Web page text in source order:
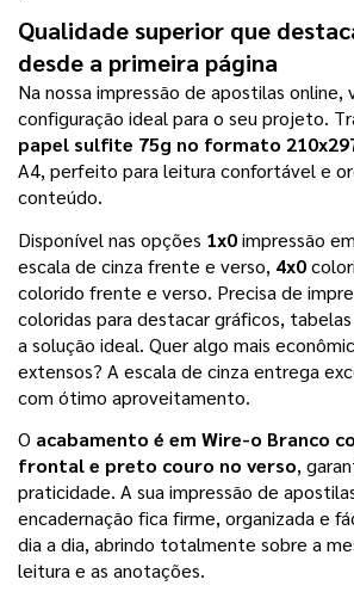
Qualidade superior que
desde a primeira página
Na nossa impressão de apostilas online,
configuração ideal para o seu projeto.
papel sulfite 75g no formato
A4, perfeito para leitura confortável e
conteúdo.
Disponível nas opções 1x0 impressão
escala de cinza frente e verso, 4x0
colorido frente e verso. Precisa de
coloridas para destacar gráficos,
a solução ideal. Quer algo mais
extensos? A escala de cinza entrega
com ótimo aproveitamento.
O acabamento é em Wire-o Branco
frontal e preto couro no verso,
praticidade. A sua impressão de
encadernação fica firme, organizada e
dia a dia, abrindo totalmente sobre a
leitura e as anotações.